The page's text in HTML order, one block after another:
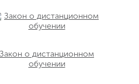
Закон о дистанционном
обучении